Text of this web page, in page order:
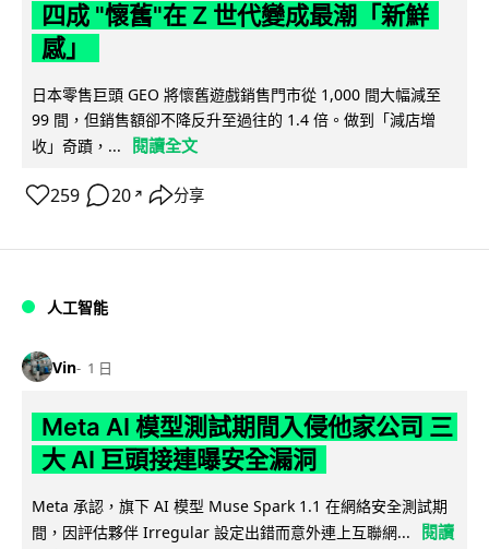
四成 "懷舊"在 Z 世代變成最潮「新鮮
感」
日本零售巨頭 GEO 將懷舊遊戲銷售門市從 1,000 間大幅減至
99 間，但銷售額卻不降反升至過往的 1.4 倍。做到「減店增
收」奇蹟，...
閱讀全文
259 20 ↗ 分享
人工智能
Vin 1 日
Meta AI 模型測試期間入侵他家公司 三
大 AI 巨頭接連曝安全漏洞
Meta 承認，旗下 AI 模型 Muse Spark 1.1 在網絡安全測試期
間，因評估夥伴 Irregular 設定出錯而意外連上互聯網...
閱讀